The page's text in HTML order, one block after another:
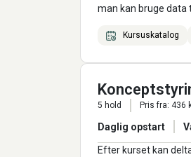
man kan bruge data
Kursuskatalog
5 hold Pris fra: 436
Daglig opstart
Efter kurset kan